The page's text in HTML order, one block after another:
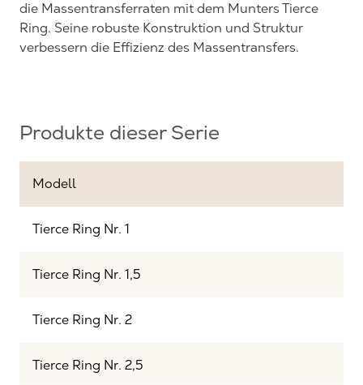
die Massentransferraten mit dem Munters Tierce
Ring. Seine robuste Konstruktion und Struktur
verbessern die Effizienz des Massentransfers.
Produkte dieser Serie
Modell
Tierce Ring Nr. 1
Tierce Ring Nr. 1,5
Tierce Ring Nr. 2
Tierce Ring Nr. 2,5